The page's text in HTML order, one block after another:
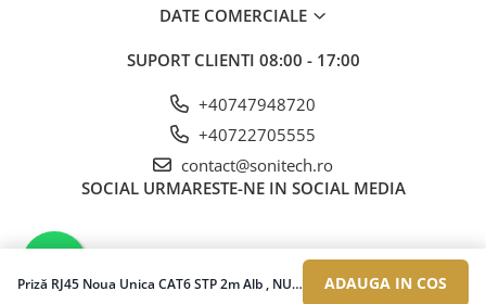
DATE COMERCIALE
SUPORT CLIENTI 08:00 - 17:00
+40747948720
+40722705555
contact@sonitech.ro
SOCIAL URMARESTE-NE IN SOCIAL MEDIA
©Copyright Sonitech SRL 2026Platforma E-commerce by Gomag
Priză RJ45 Noua Unica CAT6 STP 2m Alb , NU341718, Schneider Electric - Schneider ADAUGA IN COS